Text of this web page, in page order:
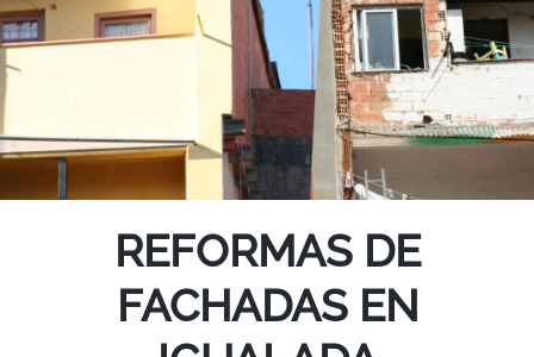
REFORMAS DE
FACHADAS EN